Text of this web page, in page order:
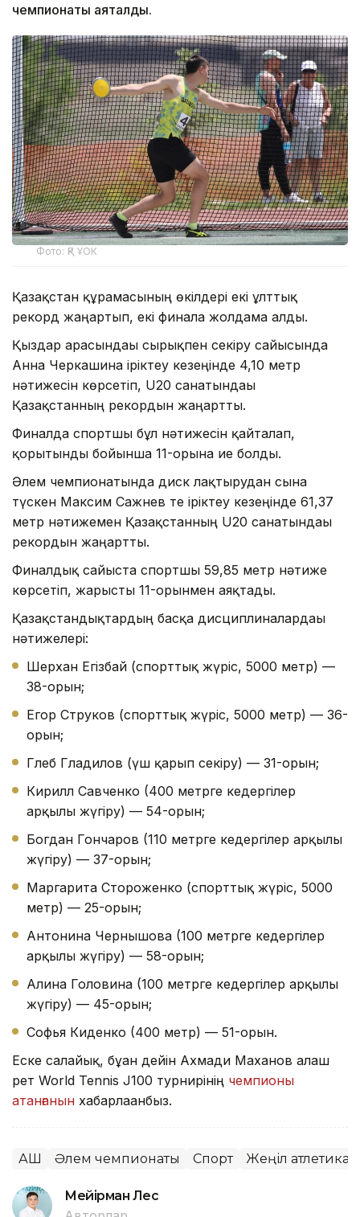
чемпионаты аяқталды.
Фото: ҚР ҰОК
Қазақстан құрамасының өкілдері екі ұлттық
рекорд жаңартып, екі финалға жолдама алды.
Қыздар арасындағы сырықпен секіру сайысында
Анна Черкашина іріктеу кезеңінде 4,10 метр
нәтижесін көрсетіп, U20 санатындағы
Қазақстанның рекордын жаңартты.
Финалда спортшы бұл нәтижесін қайталап,
қорытынды бойынша 11-орынға ие болды.
Әлем чемпионатында диск лақтырудан сынға
түскен Максим Сажнев те іріктеу кезеңінде 61,37
метр нәтижемен Қазақстанның U20 санатындағы
рекордын жаңартты.
Финалдық сайыста спортшы 59,85 метр нәтиже
көрсетіп, жарысты 11-орынмен аяқтады.
Қазақстандықтардың басқа дисциплиналардағы
нәтижелері:
Шерхан Егізбай (спорттық жүріс, 5000 метр) —
38-орын;
Егор Струков (спорттық жүріс, 5000 метр) — 36-
орын;
Глеб Гладилов (үш қарғып секіру) — 31-орын;
Кирилл Савченко (400 метрге кедергілер
арқылы жүгіру) — 54-орын;
Богдан Гончаров (110 метрге кедергілер арқылы
жүгіру) — 37-орын;
Маргарита Стороженко (спорттық жүріс, 5000
метр) — 25-орын;
Антонина Чернышова (100 метрге кедергілер
арқылы жүгіру) — 58-орын;
Алина Головина (100 метрге кедергілер арқылы
жүгіру) — 45-орын;
Софья Киденко (400 метр) — 51-орын.
Еске салайық, бұған дейін Ахмади Маханов алғаш
рет World Tennis J100 турнирінің чемпионы
атанғанын хабарлағанбыз.
АҚШ Әлем чемпионаты Спорт Жеңіл атлетика
Мейірман Лес